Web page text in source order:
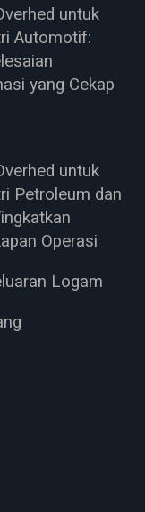
untuk
Automotif:
yang Cekap
untuk
Petroleum dan
Operasi
Logam